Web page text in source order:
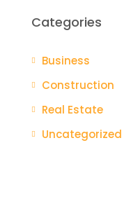
Categories
Business
Construction
Real Estate
Uncategorized